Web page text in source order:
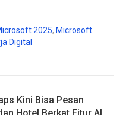
2025, Microsoft
Digital
Kini Bisa Pesan
Hotel Berkat Fitur AI